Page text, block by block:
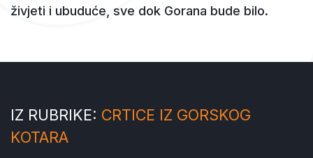
živjeti i ubuduće, sve dok Gorana bude bilo.
IZ RUBRIKE: CRTICE IZ GORSKOG
KOTARA